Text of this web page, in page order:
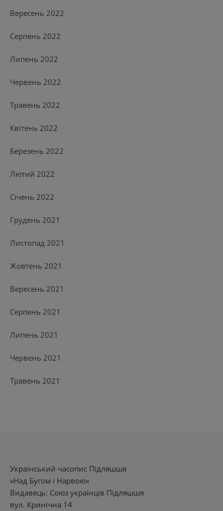
Вересень 2022
Серпень 2022
Липень 2022
Червень 2022
Травень 2022
Квітень 2022
Березень 2022
Лютий 2022
Січень 2022
Грудень 2021
Листопад 2021
Жовтень 2021
Вересень 2021
Серпень 2021
Липень 2021
Червень 2021
Травень 2021
Український часопис Підляшшя
«Над Бугом і Нарвою»
Видавець: Союз українців Підляшшя
вул. Кринічна 14